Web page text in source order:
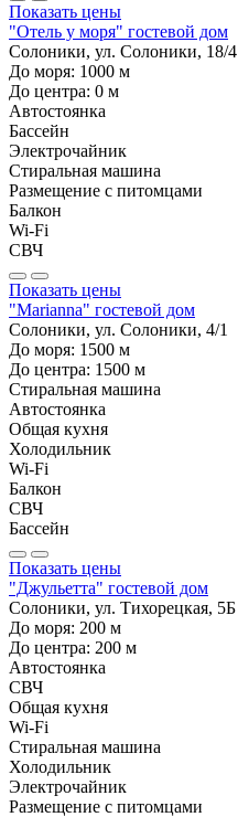
Показать цены
"Отель у моря" гостевой дом
Солоники, ул. Солоники, 18/4
До моря: 1000 м
До центра: 0 м
Автостоянка
Бассейн
Электрочайник
Стиральная машина
Размещение с питомцами
Балкон
Wi-Fi
СВЧ
Показать цены
"Marianna" гостевой дом
Солоники, ул. Солоники, 4/1
До моря: 1500 м
До центра: 1500 м
Стиральная машина
Автостоянка
Общая кухня
Холодильник
Wi-Fi
Балкон
СВЧ
Бассейн
Показать цены
"Джульетта" гостевой дом
Солоники, ул. Тихорецкая, 5Б
До моря: 200 м
До центра: 200 м
Автостоянка
СВЧ
Общая кухня
Wi-Fi
Стиральная машина
Холодильник
Электрочайник
Размещение с питомцами